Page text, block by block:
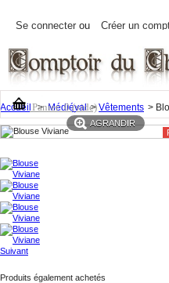
Se connecter ou Créer un
Panier: 0 (vide)
Accueil > Médiéval > Vêtements >
AGRANDIR
Suivant
Produits également achetés